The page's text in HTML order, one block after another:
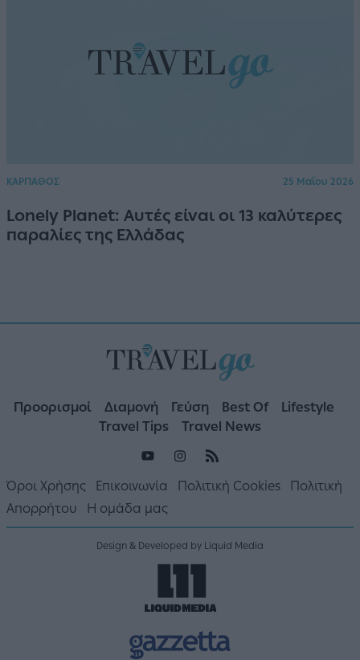
ΚΑΡΠΑΘΟΣ 25 Μαΐου 2026
Lonely Planet: Αυτές είναι οι 13 καλύτερες
παραλίες της Ελλάδας
Προορισμοί Διαμονή Γεύση Best Of
Lifestyle
Travel Tips
Travel News
Όροι Χρήσης Επικοινωνία Πολιτική Cookies
Πολιτική
Απορρήτου
Η ομάδα μας
Design & Developed by Liquid Media